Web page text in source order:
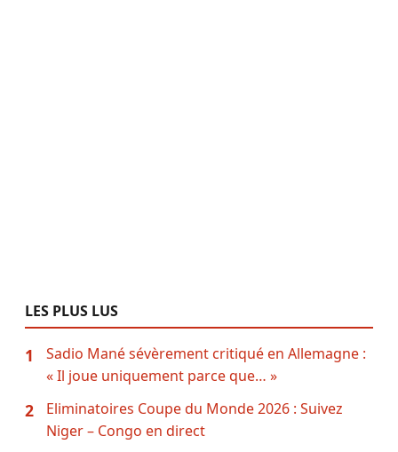
LES PLUS LUS
1
Sadio Mané sévèrement critiqué en Allemagne :
« Il joue uniquement parce que… »
2
Eliminatoires Coupe du Monde 2026 : Suivez
Niger – Congo en direct